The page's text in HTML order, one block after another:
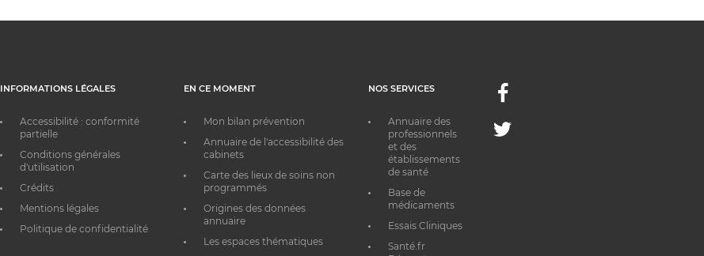
INFORMATIONS LÉGALES
Accessibilité : conformité
partielle
Conditions générales
d'utilisation
Crédits
Mentions légales
Politique de confidentialité
EN CE MOMENT
Mon bilan prévention
Annuaire de l'accessibilité des
cabinets
Carte des lieux de soins non
programmés
Origines des données
annuaire
Les espaces thématiques
NOS SERVICES
Annuaire des
professionnels
et des
établissements
de santé
Base de
médicaments
Essais Cliniques
Santé.fr
Facebook
Twitter